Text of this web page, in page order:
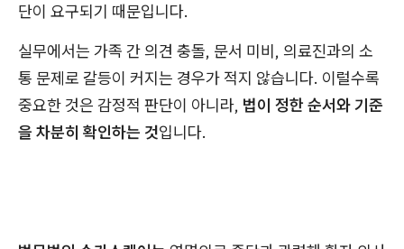
단이 요구되기 때문입니다.
실무에서는 가족 간 의견 충돌, 문서 미비, 의료진과의 소
통 문제로 갈등이 커지는 경우가 적지 않습니다. 이럴수록
중요한 것은 감정적 판단이 아니라, 법이 정한 순서와 기준
을 차분히 확인하는 것입니다.